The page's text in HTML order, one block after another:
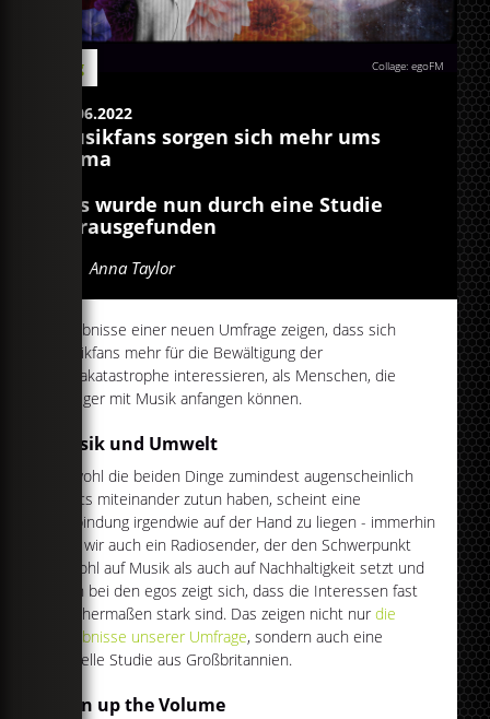
Collage: egoFM
Blog
03.06.2022
Musikfans sorgen sich mehr ums
Klima
Das wurde nun durch eine Studie
herausgefunden
Anna Taylor
Ergebnisse einer neuen Umfrage zeigen, dass sich
Musikfans mehr für die Bewältigung der
Klimakatastrophe interessieren, als Menschen, die
weniger mit Musik anfangen können.
Musik und Umwelt
Obwohl die beiden Dinge zumindest augenscheinlich
nichts miteinander zutun haben, scheint eine
Verbindung irgendwie auf der Hand zu liegen - immerhin
sind wir auch ein Radiosender, der den Schwerpunkt
sowohl auf Musik als auch auf Nachhaltigkeit setzt und
auch bei den egos zeigt sich, dass die Interessen fast
gleichermaßen stark sind. Das zeigen nicht nur die
Ergebnisse unserer Umfrage, sondern auch eine
aktuelle Studie aus Großbritannien.
Turn up the Volume